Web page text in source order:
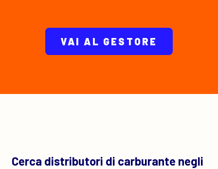
VAI AL GESTORE
Cerca distributori di carburante negli